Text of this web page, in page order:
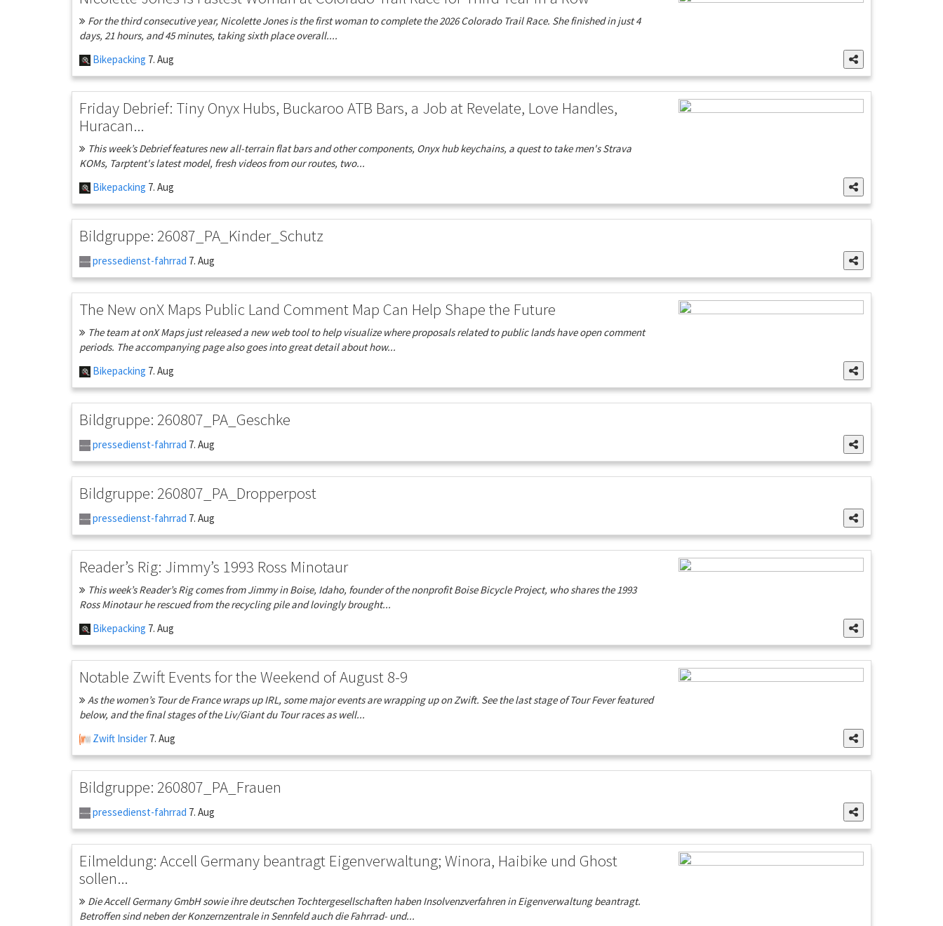
For the third consecutive year, Nicolette Jones is the first woman to complete the 2026 Colorado Trail Race. She finished in just 4
days, 21 hours, and 45 minutes, taking sixth place overall....
Bikepacking 7. Aug
Friday Debrief: Tiny Onyx Hubs, Buckaroo ATB Bars, a Job at Revelate, Love Handles,
Huracan...
This week’s Debrief features new all-terrain flat bars and other components, Onyx hub keychains, a quest to take men's Strava
KOMs, Tarptent's latest model, fresh videos from our routes, two...
Bikepacking 7. Aug
Bildgruppe: 26087_PA_Kinder_Schutz
pressedienst-fahrrad 7. Aug
The New onX Maps Public Land Comment Map Can Help Shape the Future
The team at onX Maps just released a new web tool to help visualize where proposals related to public lands have open comment
periods. The accompanying page also goes into great detail about how...
Bikepacking 7. Aug
Bildgruppe: 260807_PA_Geschke
pressedienst-fahrrad 7. Aug
Bildgruppe: 260807_PA_Dropperpost
pressedienst-fahrrad 7. Aug
Reader’s Rig: Jimmy’s 1993 Ross Minotaur
This week’s Reader’s Rig comes from Jimmy in Boise, Idaho, founder of the nonprofit Boise Bicycle Project, who shares the 1993
Ross Minotaur he rescued from the recycling pile and lovingly brought...
Bikepacking 7. Aug
Notable Zwift Events for the Weekend of August 8-9
As the women’s Tour de France wraps up IRL, some major events are wrapping up on Zwift. See the last stage of Tour Fever featured
below, and the final stages of the Liv/Giant du Tour races as well...
Zwift Insider 7. Aug
Bildgruppe: 260807_PA_Frauen
pressedienst-fahrrad 7. Aug
Eilmeldung: Accell Germany beantragt Eigenverwaltung; Winora, Haibike und Ghost
sollen...
Die Accell Germany GmbH sowie ihre deutschen Tochtergesellschaften haben Insolvenzverfahren in Eigenverwaltung beantragt.
Betroffen sind neben der Konzernzentrale in Sennfeld auch die Fahrrad- und...